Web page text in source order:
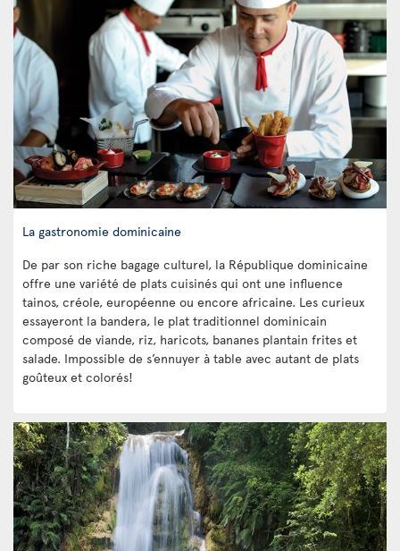
La gastronomie dominicaine
De par son riche bagage culturel, la République dominicaine
offre une variété de plats cuisinés qui ont une influence
tainos, créole, européenne ou encore africaine. Les curieux
essayeront la bandera, le plat traditionnel dominicain
composé de viande, riz, haricots, bananes plantain frites et
salade. Impossible de s’ennuyer à table avec autant de plats
goûteux et colorés!